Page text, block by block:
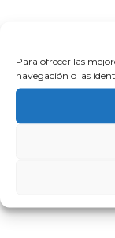
Para ofrecer las
navegación o las